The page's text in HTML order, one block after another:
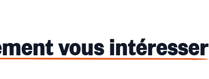
vous intéresser